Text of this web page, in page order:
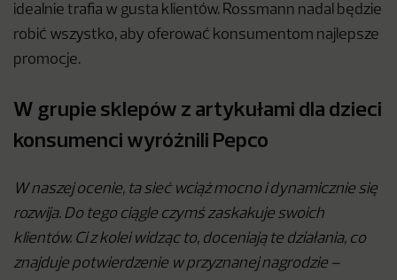
idealnie trafia w gusta klientów. Rossmann nadal będzie
robić wszystko, aby oferować konsumentom najlepsze
promocje.
W grupie sklepów z artykułami dla dzieci
konsumenci wyróżnili Pepco
W naszej ocenie, ta sieć wciąż mocno i dynamicznie się
rozwija. Do tego ciągle czymś zaskakuje swoich
klientów. Ci z kolei widząc to, doceniają te działania, co
znajduje potwierdzenie w przyznanej nagrodzie –